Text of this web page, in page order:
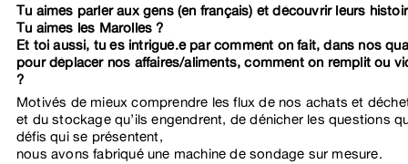
Tu aimes parler aux gens (en français) et découvrir leurs
Tu aimes les Marolles ?
Et toi aussi, tu es intrigué.e par comment on fait, dans nos
pour déplacer nos affaires/aliments, comment on remplit ou
?
Motivés de mieux comprendre les flux de nos achats et
et du stockage qu’ils engendrent, de dénicher les questions
défis qui se présentent,
nous avons fabriqué une machine de sondage sur mesure.